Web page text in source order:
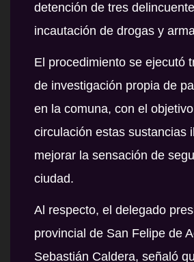
detención de tres
incautación de drogas y
El procedimiento se ejecutó
de investigación propia de
en la comuna, con el
circulación estas sustancias
mejorar la sensación de
ciudad.
Al respecto, el delegado
provincial de San Felipe de
Sebastián Caldera, señaló